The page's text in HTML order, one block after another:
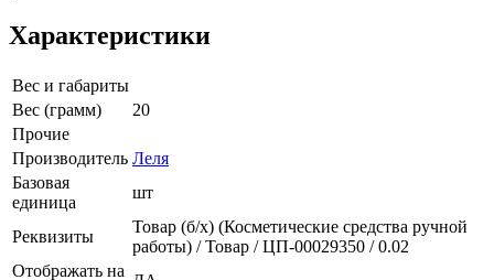
Характеристики
Вес и габариты
Вес (грамм)
20
Прочие
Производитель Леля
Базовая
единица
шт
Реквизиты
Товар (б/х) (Косметические средства ручной
работы) / Товар / ЦП-00029350 / 0.02
Отображать на